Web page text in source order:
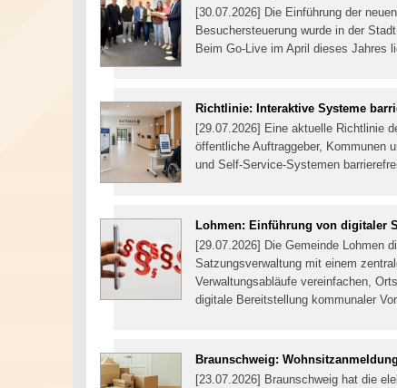
[30.07.2026] Die Einführung der
Besuchersteuerung wurde in der
Beim Go-Live im April dieses Jahres
Richtlinie: Interaktive Systeme
[29.07.2026] Eine aktuelle Richtlinie
öffentliche Auftraggeber, Kommunen
und Self-Service-Systemen
Lohmen: Einführung von digitaler
[29.07.2026] Die Gemeinde Lohmen
Satzungsverwaltung mit einem
Verwaltungsabläufe vereinfachen,
digitale Bereitstellung kommunaler
Braunschweig:
[23.07.2026] Braunschweig hat die